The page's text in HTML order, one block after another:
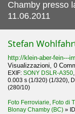
Chamby presso
11.06.2011
Stefan
http://klein-aber-fein---
Visualizzazioni, 0
EXIF: SONY DSLR-A350
0.003 s (1/320) (1/320),
(280/10)
Foto Ferroviarie, Foto di
Blonay Chamby (BC) »